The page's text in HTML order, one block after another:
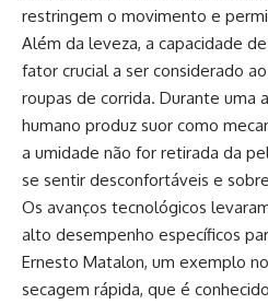
restringem o movimento e
Além da leveza, a capacidade
fator crucial a ser considerado
roupas de corrida. Durante uma
humano produz suor como
a umidade não for retirada da
se sentir desconfortáveis ​​e
Os avanços tecnológicos
alto desempenho específicos
Ernesto Matalon, um exemplo
secagem rápida, que é